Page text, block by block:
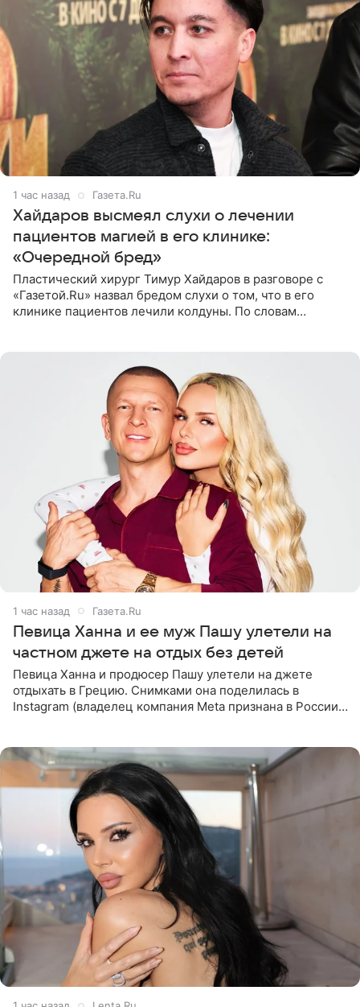
1 час назад Газета.Ru
Хайдаров высмеял слухи о лечении
пациентов магией в его клинике:
«Очередной бред»
Пластический хирург Тимур Хайдаров в разговоре с
«Газетой.Ru» назвал бредом слухи о том, что в его
клинике пациентов лечили колдуны. По словам
1 час назад Газета.Ru
Певица Ханна и ее муж Пашу улетели на
частном джете на отдых без детей
Певица Ханна и продюсер Пашу улетели на джете
отдыхать в Грецию. Снимками она поделилась в
Instagram (владелец компания Meta признана в России